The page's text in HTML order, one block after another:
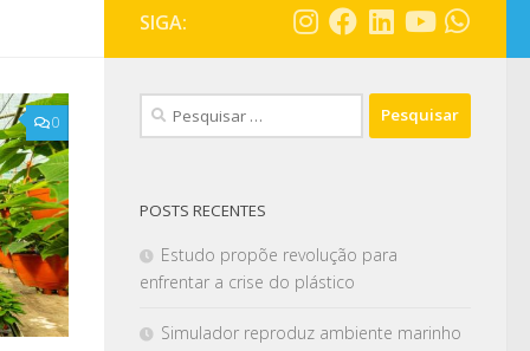
0
SIGA:
POSTS RECENTES
Estudo propõe revolução para
enfrentar a crise do plástico
Simulador reproduz ambiente marinho